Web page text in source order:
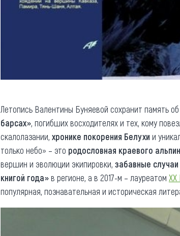
Летопись Валентины Буняевой сохранит память
барсах», погибших восходителях и тех, кому
скалолазании, хронике покорения Белухи и
только небо» – это родословная краевого
вершин и эволюции экипировки, забавные
книгой года»в регионе, а в 2017-м – лауреатом
популярная, познавательная и историческая